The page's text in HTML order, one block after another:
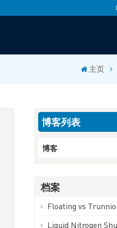
English
中文
主页
博客列表
博客
档案
Floating vs Trunnion Mounted Ball
Liquid Nitrogen Shut-Off Valves | -196°C